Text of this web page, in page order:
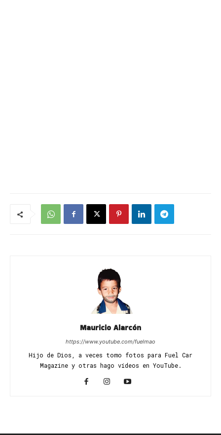
Mauricio Alarcón
https://www.youtube.com/fuelmao
Hijo de Dios, a veces tomo fotos para Fuel Car
Magazine y otras hago vídeos en YouTube.